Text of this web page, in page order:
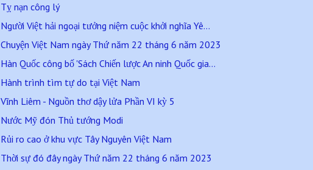
Tỵ nạn công lý
Người Việt hải ngoại tưởng niệm cuộc khởi nghĩa Yê...
Chuyện Việt Nam ngày Thứ năm 22 tháng 6 năm 2023
Hàn Quốc công bố 'Sách Chiến lược An ninh Quốc gia...
Hành trình tìm tự do tại Việt Nam
Vĩnh Liêm - Nguồn thơ dậy lửa Phần VI kỳ 5
Nước Mỹ đón Thủ tướng Modi
Rủi ro cao ở khu vực Tây Nguyên Việt Nam
Thời sự đó đây ngày Thứ năm 22 tháng 6 năm 2023